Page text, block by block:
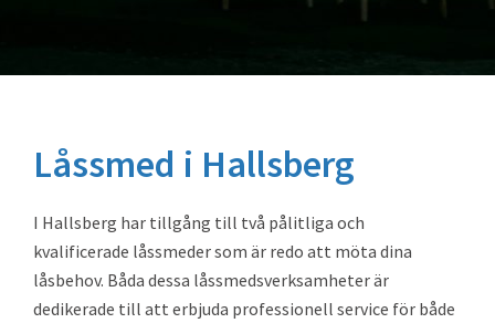
Låssmed i Hallsberg
I Hallsberg har tillgång till två pålitliga och
kvalificerade låssmeder som är redo att möta dina
låsbehov. Båda dessa låssmedsverksamheter är
dedikerade till att erbjuda professionell service för både